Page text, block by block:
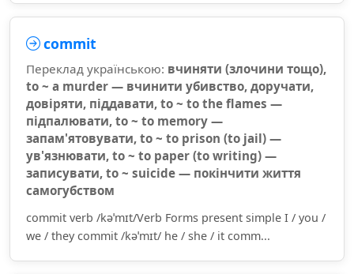
commit
Переклад українською: вчиняти (злочини тощо),
to ~ a murder — вчинити убивство, доручати,
довіряти, піддавати, to ~ to the flames —
підпалювати, to ~ to memory —
запам'ятовувати, to ~ to prison (to jail) —
ув'язнювати, to ~ to paper (to writing) —
записувати, to ~ suicide — покінчити життя
самогубством
commit verb /kəˈmɪt/Verb Forms present simple I / you /
we / they commit /kəˈmɪt/ he / she / it comm...